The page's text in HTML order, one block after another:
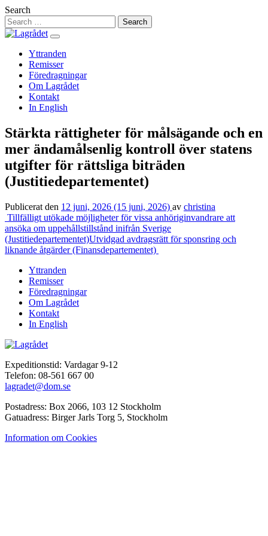
Hoppa
till
innehåll
Search
Yttranden
Remisser
Föredragningar
Om Lagrådet
Kontakt
In English
Stärkta rättigheter för målsägande och en
mer ändamålsenlig kontroll över statens
utgifter för rättsliga biträden
(Justitiedepartementet)
Publicerat den 12 juni, 2026 (15 juni, 2026) av christina
Inläggsnavigering
Tillfälligt utökade möjligheter för vissa anhöriginvandrare att
ansöka om uppehållstillstånd inifrån Sverige
(Justitiedepartementet)Utvidgad avdragsrätt för sponsring och
liknande åtgärder (Finansdepartementet)
Yttranden
Remisser
Föredragningar
Om Lagrådet
Kontakt
In English
Expeditionstid: Vardagar 9-12
Telefon: 08-561 667 00
lagradet@dom.se
Postadress: Box 2066, 103 12 Stockholm
Gatuadress: Birger Jarls Torg 5, Stockholm
Information om Cookies